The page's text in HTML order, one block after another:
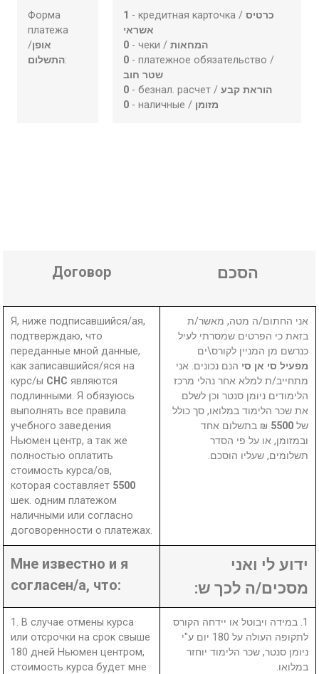
Форма
платежа
/אופן
התשלום:
1 - кредитная карточка /כרטיס
אשראי
0 - чеки /המחאות
0 - платежное обязательство /
שטר חוב
0 - безнал. расчет /הוראת קבע
0 - наличные / מזומן
Договор הסכם
Я, ниже подписавшийся/ая,
подтверждаю, что
переданные мной данные,
как записавшийся/яся на
курс/ы СНСявляются
подлинными. Я обязуюсь
выполнять все правила
учебного заведения
Ньюмен центр, а так же
полностью оплатить
стоимость курса/ов,
которая составляет 5500
шек. одним платежом
наличными или согласно
договоренности о платежах.
אני החתום/ה מטה, מאשר/ת
בזאת כי הפרטים שמסרתי לעיל
כנרשם מן המניין לקורס\ים
מפעיל סי אן סי הנם נכונים. אני
מתחייב/ת למלא אחר נהלי מרכז
הלימודים ניומן סנטר וכן לשלם
את שכר הלימוד במלואו, סך כולל
של 5500 ₪ בתשלום אחד
ובמזומן, או על פי הסדר
תשלומים, שעליו הוסכם.
Мне известно и я
согласен/а, что:
ידוע לי ואני
מסכים/ה לכך ש:
1. В случае отмены курса
или отсрочки на срок свыше
180 дней Ньюмен центром,
стоимость курса будет мне
1. במידה ויבוטל או יידחה הקורס
לתקופה העולה על 180 יום ע"י
ניומן סנטר, שכר הלימוד יוחזר
במלואו.